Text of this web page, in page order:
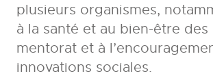
plusieurs organismes,
à la santé et au bien-être des
mentorat et à
innovations sociales.